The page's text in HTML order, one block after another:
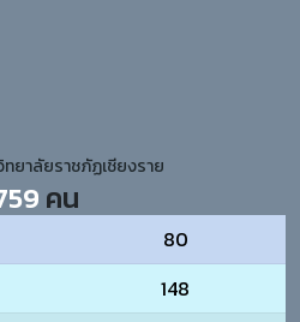
ยาลัยราชภัฏเชียงราย
คน
80
148